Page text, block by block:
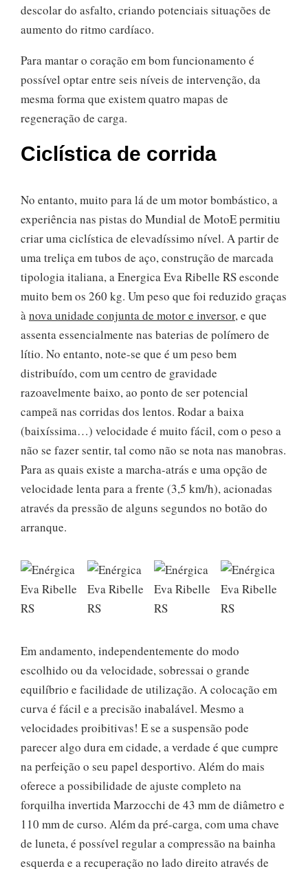
descolar do asfalto, criando potenciais situações de
aumento do ritmo cardíaco.
Para mantar o coração em bom funcionamento é
possível optar entre seis níveis de intervenção, da
mesma forma que existem quatro mapas de
regeneração de carga.
Ciclística de corrida
No entanto, muito para lá de um motor bombástico, a
experiência nas pistas do Mundial de MotoE permitiu
criar uma ciclística de elevadíssimo nível. A partir de
uma treliça em tubos de aço, construção de marcada
tipologia italiana, a Energica Eva Ribelle RS esconde
muito bem os 260 kg. Um peso que foi reduzido graças
ànova unidade conjunta de motor e inversor, e que
assenta essencialmente nas baterias de polímero de
lítio. No entanto, note-se que é um peso bem
distribuído, com um centro de gravidade
razoavelmente baixo, ao ponto de ser potencial
campeã nas corridas dos lentos. Rodar a baixa
(baixíssima…) velocidade é muito fácil, com o peso a
não se fazer sentir, tal como não se nota nas manobras.
Para as quais existe a marcha-atrás e uma opção de
velocidade lenta para a frente (3,5 km/h), acionadas
através da pressão de alguns segundos no botão do
arranque.
Em andamento, independentemente do modo
escolhido ou da velocidade, sobressai o grande
equilíbrio e facilidade de utilização. A colocação em
curva é fácil e a precisão inabalável. Mesmo a
velocidades proibitivas! E se a suspensão pode
parecer algo dura em cidade, a verdade é que cumpre
na perfeição o seu papel desportivo. Além do mais
oferece a possibilidade de ajuste completo na
forquilha invertida Marzocchi de 43 mm de diâmetro e
110 mm de curso. Além da pré-carga, com uma chave
de luneta, é possível regular a compressão na bainha
esquerda e a recuperação no lado direito através de